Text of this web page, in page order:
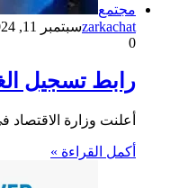
مجتمع
zarkachatسبتمبر 11, 2024
0
رابط تسجيل
أعلنت وزارة
أكمل القراءة »